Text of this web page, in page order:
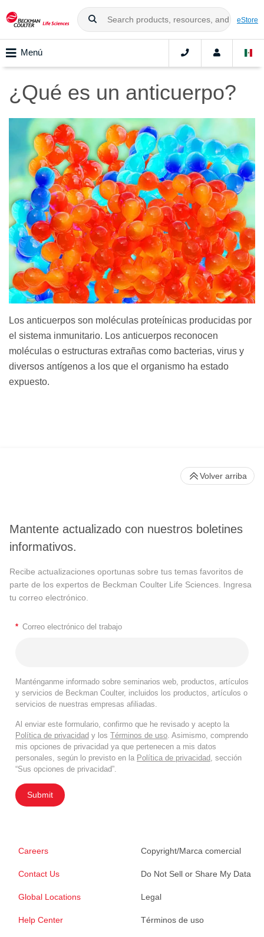
eStore
Menú
¿Qué es un anticuerpo?
Los anticuerpos son moléculas proteínicas producidas por
el sistema inmunitario. Los anticuerpos reconocen
moléculas o estructuras extrañas como bacterias, virus y
diversos antígenos a los que el organismo ha estado
expuesto.
Mantente actualizado con nuestros boletines
informativos.
Recibe actualizaciones oportunas sobre tus temas favoritos de
parte de los expertos de Beckman Coulter Life Sciences. Ingresa
tu correo electrónico.
* Correo electrónico del trabajo
Manténganme informado sobre seminarios web, productos, artículos
y servicios de Beckman Coulter, incluidos los productos, artículos o
servicios de nuestras empresas afiliadas.
Al enviar este formulario, confirmo que he revisado y acepto la
Política de privacidad y los Términos de uso . Asimismo, comprendo
mis opciones de privacidad ya que pertenecen a mis datos
personales, según lo previsto en la Política de privacidad , sección
“Sus opciones de privacidad”.
Submit
Careers
Contact Us
Global Locations
Help Center
Copyright/Marca comercial
Do Not Sell or Share My Data
Legal
Términos de uso
Volver arriba